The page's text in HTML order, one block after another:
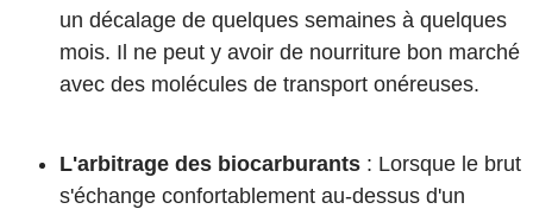
un décalage de quelques semaines à quelques
mois. Il ne peut y avoir de nourriture bon marché
avec des molécules de transport onéreuses.
L'arbitrage des biocarburants : Lorsque le brut
s'échange confortablement au-dessus d'un